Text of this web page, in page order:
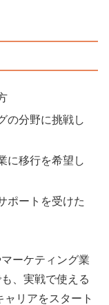
の分野に挑戦し
に移行を希望し
ポートを受けた
ーケティング業
、実戦で使える
リアをスタート